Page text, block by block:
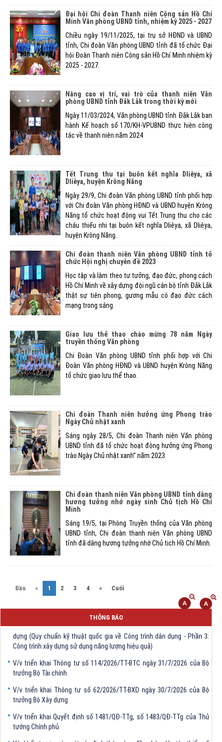
Đại hội Chi đoàn Thanh niên Cộng sản Hồ Chí
Minh Văn phòng UBND tỉnh, nhiệm kỳ 2025 - 2027
Chiều ngày 19/11/2025, tại trụ sở HĐND và UBND
tỉnh, Chi đoàn Văn phòng UBND tỉnh đã tổ chức Đại
hội Đoàn Thanh niên Cộng sản Hồ Chí Minh nhiệm kỳ
2025 - 2027.
Nâng cao vị trí, vai trò của thanh niên Văn
phòng UBND tỉnh Đắk Lắk trong thời kỳ mới
Ngày 11/03/2024, Văn phòng UBND tỉnh Đắk Lắk ban
hành Kế hoạch số 170/KH-VPUBND thực hiện công
tác về thanh niên năm 2024
Tết Trung thu tại buôn kết nghĩa Dliêya, xã
Dliêya, huyện Krông Năng
Ngày 29/9, Chi đoàn Văn phòng UBND tỉnh phối hợp
với Chi đoàn Văn phòng HĐND và UBND huyện Krông
Năng tổ chức hoạt động vui Tết Trung thu cho các
cháu thiếu nhi tại buôn kết nghĩa Dliêya, xã Dliêya,
huyện Krông Năng.
Chi đoàn thanh niên Văn phòng UBND tỉnh tổ
chức Hội nghị chuyên đề 2023
Học tập và làm theo tư tưởng, đạo đức, phong cách
Hồ Chí Minh về xây dựng đội ngũ cán bộ tỉnh Đắk Lắk
thật sự tiên phong, gương mẫu có đạo đức cách
mạng trong sáng.
Giao lưu thể thao chào mừng 78 năm Ngày
truyền thống Văn phòng
Chi Đoàn Văn phòng UBND tỉnh phối hợp với Chi
Đoàn Văn phòng HĐND và UBND huyện Krông Năng
tổ chức giao lưu thể thao.
Chi đoàn Thanh niên hưởng ứng Phong trào
Ngày Chủ nhật xanh
Sáng ngày 28/5, Chi đoàn Thanh niên Văn phòng
UBND tỉnh đã tổ chức hoạt động hưởng ứng Phong
trào Ngày Chủ nhật xanh” năm 2023
Chi đoàn thanh niên Văn phòng UBND tỉnh dâng
hương tưởng nhớ ngày sinh Chủ tịch Hồ Chí
Minh
Sáng 19/5, tại Phòng Truyền thống của Văn phòng
UBND tỉnh, Chi đoàn thanh niên Văn phòng UBND
tỉnh đã dâng hương tưởng nhớ Chủ tịch Hồ Chí Minh.
Đầu « 1 (current)
2 3 4 » Cuối
THÔNG BÁO
V/v triển khai Thông tư số 61/2026/TT-BXD ngày 30/7/2026 ủa Bộ Xây
Công trình xây dựng sử dụng năng lượng hiệu quả)
trưởng Bộ Tài chính
trưởng Bộ Xây dựng
tướng Chính phủ